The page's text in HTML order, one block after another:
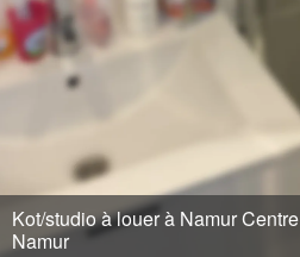
Kot/studio à louer à Namur Centre
Namur